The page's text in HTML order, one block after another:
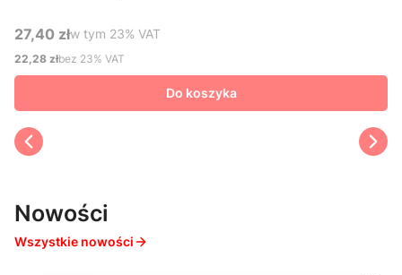
Cena brutto
27,40 złw tym %s VAT
w tym 23% VAT
Cena netto
22,28 złbez 23% VAT
Do koszyka
Nowości
Wszystkie nowości